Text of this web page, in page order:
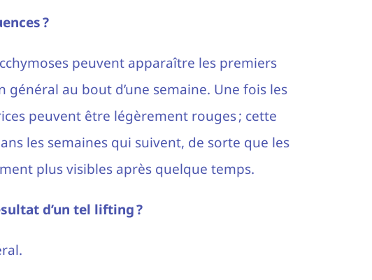
?
peuvent apparaître les premiers
général au bout d’une semaine. Une fois les
peuvent être légèrement rouges ; cette
les semaines qui suivent, de sorte que les
plus visibles après quelque temps.
d’un tel lifting ?